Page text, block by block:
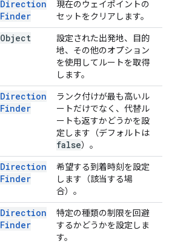
Direction
Finder
現在のウェイポイントの
セットをクリアします。
Object
設定された出発地、目的
地、その他のオプション
を使用してルートを取得
します。
Direction
Finder
ランク付けが最も高いル
ートだけでなく、代替ル
ートも返すかどうかを設
定します（デフォルトは
false）。
Direction
Finder
希望する到着時刻を設定
します（該当する場
合）。
Direction
Finder
特定の種類の制限を回避
するかどうかを設定しま
す。